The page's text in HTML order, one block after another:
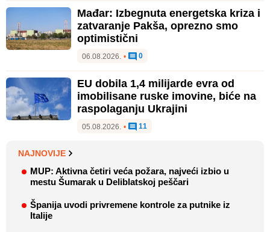
Mađar: Izbegnuta energetska kriza i
zatvaranje Pakša, oprezno smo
optimistični
06.08.2026. • 0
EU dobila 1,4 milijarde evra od
imobilisane ruske imovine, biće na
raspolaganju Ukrajini
05.08.2026. • 11
NAJNOVIJE
MUP: Aktivna četiri veća požara, najveći izbio u
mestu Šumarak u Deliblatskoj peščari
Španija uvodi privremene kontrole za putnike iz
Italije